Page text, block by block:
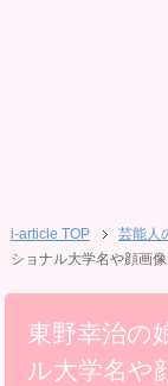
i-article TOP 芸能人
ショナル大学名や顔画
東野幸治の
ル大学名や